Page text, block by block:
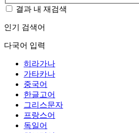
결과 내 재검색
인기 검색어
다국어 입력
히라가나
가타카나
중국어
한글고어
그리스문자
프랑스어
독일어